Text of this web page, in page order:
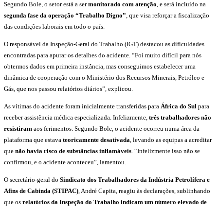
Segundo Bole, o setor está a sermonitorado com atenção, e será incluído na
segunda fase da operação “Trabalho Digno”, que visa reforçar a fiscalização
das condições laborais em todo o país.
O responsável da Inspeção-Geral do Trabalho (IGT) destacou as dificuldades
encontradas para apurar os detalhes do acidente. “Foi muito difícil para nós
obtermos dados em primeira instância, mas conseguimos estabelecer uma
dinâmica de cooperação com o Ministério dos Recursos Minerais, Petróleo e
Gás, que nos passou relatórios diários”, explicou.
As vítimas do acidente foram inicialmente transferidas para África do Sul para
receber assistência médica especializada. Infelizmente, três trabalhadores não
resistiram aos ferimentos. Segundo Bole, o acidente ocorreu numa área da
plataforma que estava teoricamente desativada, levando as equipas a acreditar
que não havia risco de substâncias inflamáveis. “Infelizmente isso não se
confirmou, e o acidente aconteceu”, lamentou.
O secretário-geral do Sindicato dos Trabalhadores da Indústria Petrolífera e
Afins de Cabinda (STIPAC), André Capita, reagiu às declarações, sublinhando
que os relatórios da Inspeção do Trabalho indicam um número elevado de